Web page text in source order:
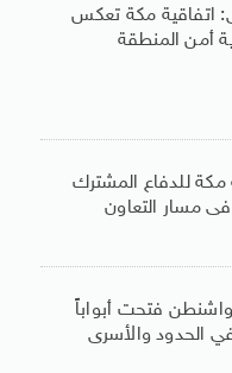
اتفاقية مكة تعكس
أمن المنطقة
للدفاع المشترك
مسار التعاون
واشنطن فتحت أبواباً
الحدود والأسرى